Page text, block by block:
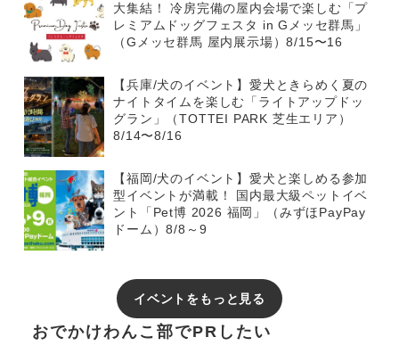
大集結！ 冷房完備の屋内会場で楽しむ「プ
レミアムドッグフェスタ in Gメッセ群馬」
（Gメッセ群馬 屋内展示場）8/15〜16
【兵庫/犬のイベント】愛犬ときらめく夏の
ナイトタイムを楽しむ「ライトアップドッ
グラン」（TOTTEI PARK 芝生エリア）
8/14〜8/16
【福岡/犬のイベント】愛犬と楽しめる参加
型イベントが満載！ 国内最大級ペットイベ
ント「Pet博 2026 福岡」（みずほPayPay
ドーム）8/8～9
イベントをもっと見る
おでかけわんこ部でPRしたい